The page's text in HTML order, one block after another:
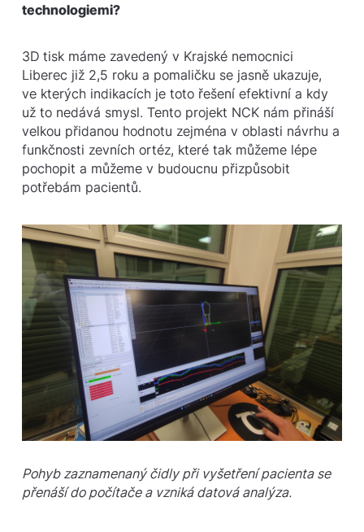
technologiemi?
3D tisk máme zavedený v Krajské nemocnici
Liberec již 2,5 roku a pomaličku se jasně ukazuje,
ve kterých indikacích je toto řešení efektivní a kdy
už to nedává smysl. Tento projekt NCK nám přináší
velkou přidanou hodnotu zejména v oblasti návrhu a
funkčnosti zevních ortéz, které tak můžeme lépe
pochopit a můžeme v budoucnu přizpůsobit
potřebám pacientů.
Pohyb zaznamenaný čidly při vyšetření pacienta se
přenáší do počítače a vzniká datová analýza.